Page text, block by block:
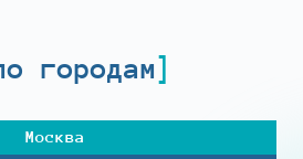
городам
Москва